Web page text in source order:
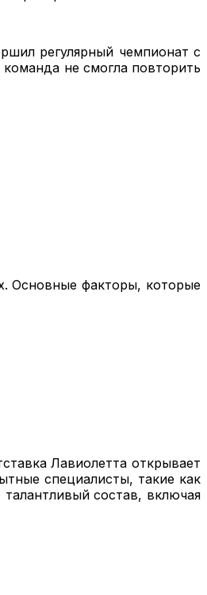
регулярный чемпионат с
не смогла повторить
Основные факторы, которые
Лавиолетта открывает
специалисты, такие как
состав, включая